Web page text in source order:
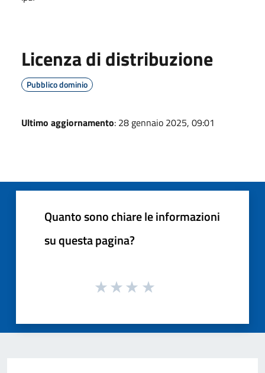
Licenza di distribuzione
Pubblico dominio
Ultimo aggiornamento: 28 gennaio 2025, 09:01
Quanto sono chiare le informazioni
su questa pagina?